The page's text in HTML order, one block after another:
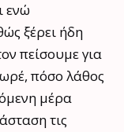
ενώ
ξέρει ήδη
πείσουμε για
πόσο λάθος
μέρα
τις